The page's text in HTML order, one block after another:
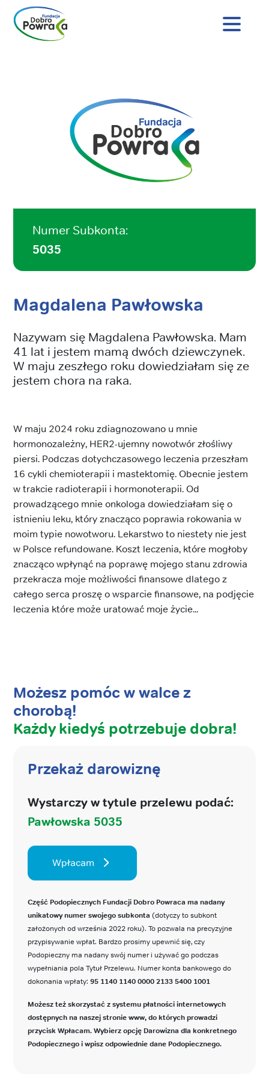
Nagłówek
Numer Subkonta:
5035
Magdalena Pawłowska
Nazywam się Magdalena Pawłowska. Mam
41 lat i jestem mamą dwóch dziewczynek.
W maju zeszłego roku dowiedziałam się ze
jestem chora na raka.
W maju 2024 roku zdiagnozowano u mnie
hormonozależny, HER2-ujemny nowotwór złośliwy
piersi. Podczas dotychczasowego leczenia przeszłam
16 cykli chemioterapii i mastektomię. Obecnie jestem
w trakcie radioterapii i hormonoterapii. Od
prowadzącego mnie onkologa dowiedziałam się o
istnieniu leku, który znacząco poprawia rokowania w
moim typie nowotworu. Lekarstwo to niestety nie jest
w Polsce refundowane. Koszt leczenia, które mogłoby
znacząco wpłynąć na poprawę mojego stanu zdrowia
przekracza moje możliwości finansowe dlatego z
całego serca proszę o wsparcie finansowe, na podjęcie
leczenia które może uratować moje życie...
Możesz pomóc w walce z
chorobą!
Każdy kiedyś potrzebuje dobra!
Przekaż darowiznę
Wystarczy w tytule przelewu podać:
Pawłowska 5035
Wpłacam
Część Podopiecznych Fundacji Dobro Powraca ma nadany
unikatowy numer swojego subkonta (dotyczy to subkont
założonych od września 2022 roku). To pozwala na precyzyjne
przypisywanie wpłat. Bardzo prosimy upewnić się, czy
Podopieczny ma nadany swój numer i używać go podczas
wypełniania pola Tytuł Przelewu. Numer konta bankowego do
dokonania wpłaty: 95 1140 1140 0000 2133 5400 1001
Możesz też skorzystać z systemu płatności internetowych
dostępnych na naszej stronie www, do których prowadzi
przycisk Wpłacam. Wybierz opcję Darowizna dla konkretnego
Podopiecznego i wpisz odpowiednie dane Podopiecznego.